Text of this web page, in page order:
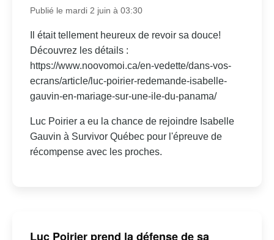
Publié le mardi 2 juin à 03:30
Il était tellement heureux de revoir sa douce!
Découvrez les détails :
https://www.noovomoi.ca/en-vedette/dans-vos-
ecrans/article/luc-poirier-redemande-isabelle-
gauvin-en-mariage-sur-une-ile-du-panama/
Luc Poirier a eu la chance de rejoindre Isabelle
Gauvin à Survivor Québec pour l'épreuve de
récompense avec les proches.
Luc Poirier prend la défense de sa